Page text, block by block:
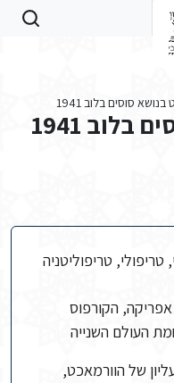
סוסים בלוב 1941
1941
טריפוליטניה
הקורפוס
העולם השנייה
של הוורמאכט,